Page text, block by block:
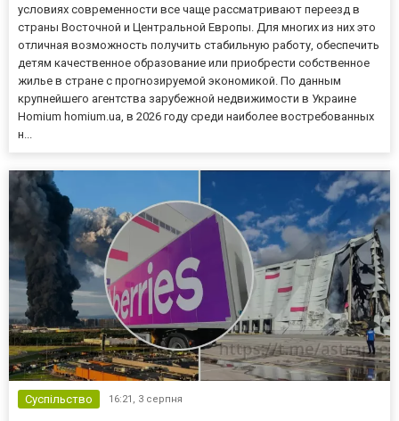
условиях современности все чаще рассматривают переезд в
страны Восточной и Центральной Европы. Для многих из них это
отличная возможность получить стабильную работу, обеспечить
детям качественное образование или приобрести собственное
жилье в стране с прогнозируемой экономикой. По данным
крупнейшего агентства зарубежной недвижимости в Украине
Homium homium.ua, в 2026 году среди наиболее востребованных
н...
Суспільство 16:21, 3 серпня